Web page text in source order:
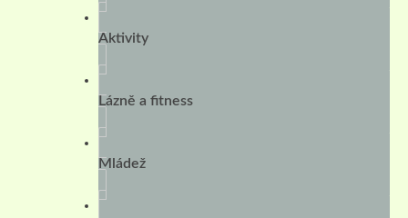
Aktivity
Lázně a fitness
Mládež